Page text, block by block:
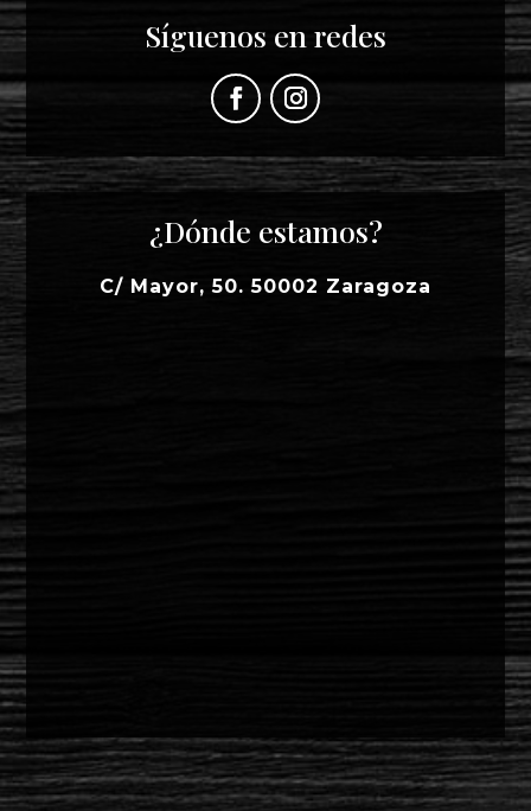
Síguenos en redes
¿Dónde estamos?
C/ Mayor, 50. 50002 Zaragoza